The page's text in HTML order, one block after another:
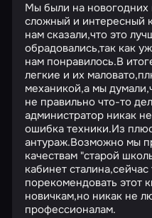
Мы были на новогодних
сложный и интересный
нам сказали,что это
обрадовались,так как
нам понравилось.В
легкие и их
механикой,а мы
не правильно что-то
администратор никак
ошибка техники.Из
антураж.Возможно мы
качествам "старой
кабинет
порекомендовать этот
новичкам,но никак не
профессионалам.